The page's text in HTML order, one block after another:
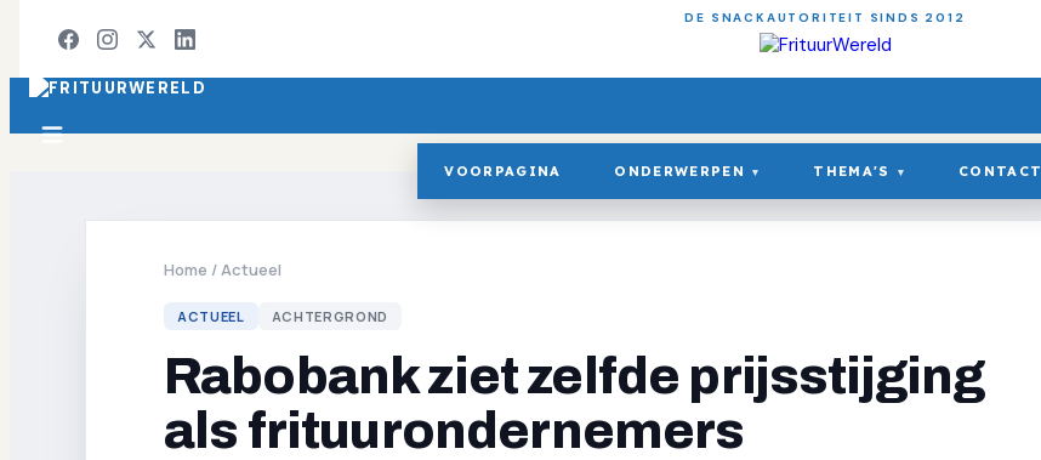
DE SNACKAUTORITEIT SINDS 2012
VOORPAGINA ONDERWERPEN ▾ THEMA'S ▾ CONTACT
Home /Actueel
ACTUEEL ACHTERGROND
Rabobank ziet zelfde prijsstijging
als frituurondernemers